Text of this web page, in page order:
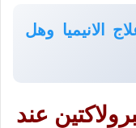
الانيميا وهل
عند